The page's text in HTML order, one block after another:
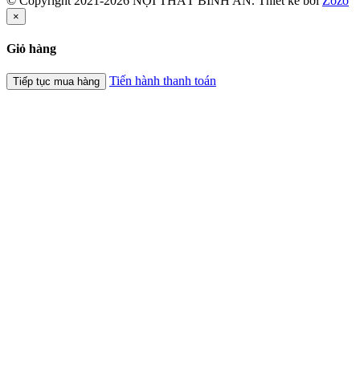
×
Giỏ hàng
Tiếp tục mua hàng Tiến hành thanh toán